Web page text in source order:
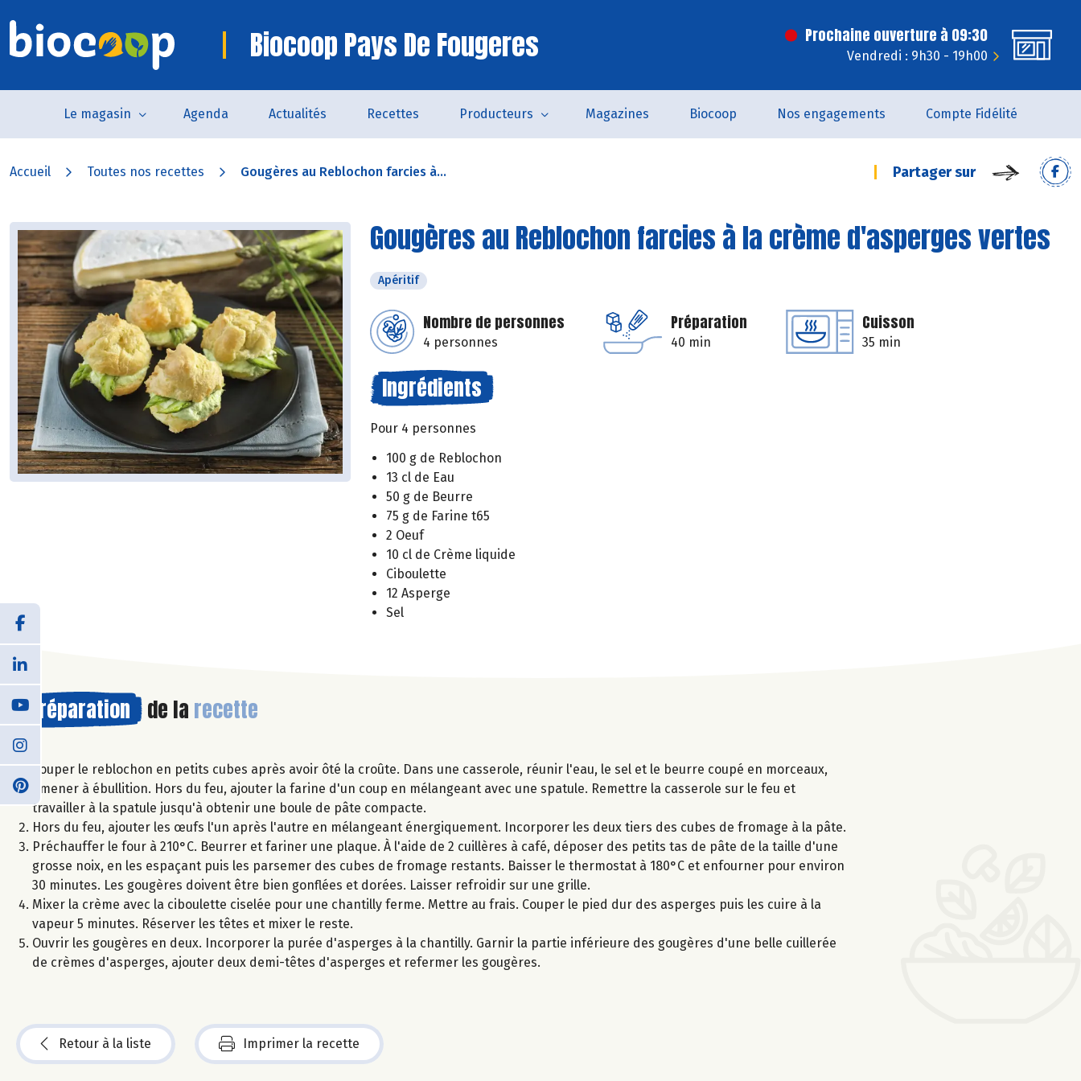
Biocoop Pays De Fougeres Prochaine ouverture à 09:30
Vendredi : 9h30 - 19h00
Le magasin Agenda Actualités Recettes Producteurs Magazines Biocoop Nos engagements Compte Fidélité
Accueil Toutes nos recettes Gougères au Reblochon farcies à... Partager sur
Gougères au Reblochon farcies à la crème d'asperges vertes
Apéritif
Nombre de personnes
4 personnes
Préparation
40 min
Cuisson
35 min
Ingrédients
Pour 4 personnes
100 g de Reblochon
13 cl de Eau
50 g de Beurre
75 g de Farine t65
2 Oeuf
10 cl de Crème liquide
Ciboulette
12 Asperge
Sel
Préparation de la recette
Couper le reblochon en petits cubes après avoir ôté la croûte. Dans une casserole, réunir l'eau, le sel et le beurre coupé en morceaux,
amener à ébullition. Hors du feu, ajouter la farine d'un coup en mélangeant avec une spatule. Remettre la casserole sur le feu et
travailler à la spatule jusqu'à obtenir une boule de pâte compacte.
Hors du feu, ajouter les œufs l'un après l'autre en mélangeant énergiquement. Incorporer les deux tiers des cubes de fromage à la pâte.
Préchauffer le four à 210°C. Beurrer et fariner une plaque. À l'aide de 2 cuillères à café, déposer des petits tas de pâte de la taille d'une
grosse noix, en les espaçant puis les parsemer des cubes de fromage restants. Baisser le thermostat à 180°C et enfourner pour environ
30 minutes. Les gougères doivent être bien gonflées et dorées. Laisser refroidir sur une grille.
Mixer la crème avec la ciboulette ciselée pour une chantilly ferme. Mettre au frais. Couper le pied dur des asperges puis les cuire à la
vapeur 5 minutes. Réserver les têtes et mixer le reste.
Ouvrir les gougères en deux. Incorporer la purée d'asperges à la chantilly. Garnir la partie inférieure des gougères d'une belle cuillerée
de crèmes d'asperges, ajouter deux demi-têtes d'asperges et refermer les gougères.
Retour à la liste Imprimer la recette